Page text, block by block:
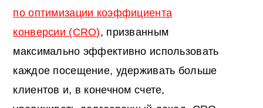
по оптимизации коэффициента
конверсии (CRO), призванным
максимально эффективно использовать
каждое посещение, удерживать больше
клиентов и, в конечном счете,